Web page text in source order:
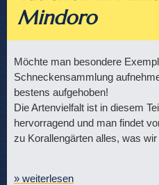
Mindoro
Möchte man besondere
Schneckensammlung
bestens aufgehoben!
Die Artenvielfalt ist in diesem
hervorragend und man findet
zu Korallengärten alles, was
» weiterlesen